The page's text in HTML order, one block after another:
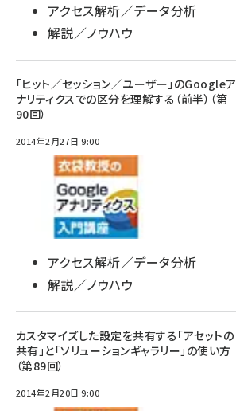
アクセス解析／データ分析
解説／ノウハウ
「ヒット／セッション／ユーザー」のGoogleア
ナリティクスでの区分を理解する（前半）（第
90回）
2014年2月27日 9:00
アクセス解析／データ分析
解説／ノウハウ
カスタマイズした設定を共有する「アセットの
共有」と「ソリューションギャラリー」の使い方
（第89回）
2014年2月20日 9:00